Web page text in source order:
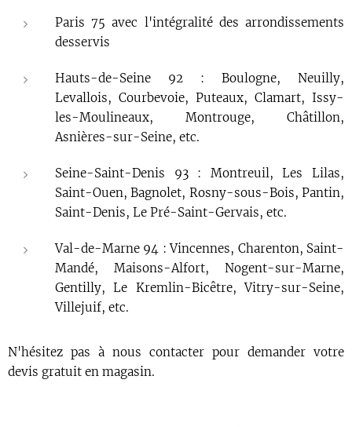
Paris 75 avec l'intégralité des arrondissements
desservis
Hauts-de-Seine 92 : Boulogne, Neuilly,
Levallois, Courbevoie, Puteaux, Clamart, Issy-
les-Moulineaux, Montrouge, Châtillon,
Asnières-sur-Seine, etc.
Seine-Saint-Denis 93 : Montreuil, Les Lilas,
Saint-Ouen, Bagnolet, Rosny-sous-Bois, Pantin,
Saint-Denis, Le Pré-Saint-Gervais, etc.
Val-de-Marne 94 : Vincennes, Charenton, Saint-
Mandé, Maisons-Alfort, Nogent-sur-Marne,
Gentilly, Le Kremlin-Bicêtre, Vitry-sur-Seine,
Villejuif, etc.
N'hésitez pas à nous contacter pour demander votre
devis gratuit en magasin.